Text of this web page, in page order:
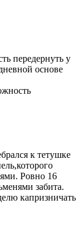
передернуть у
основе
к тетушке
Ровно 16
забита.
капризничать